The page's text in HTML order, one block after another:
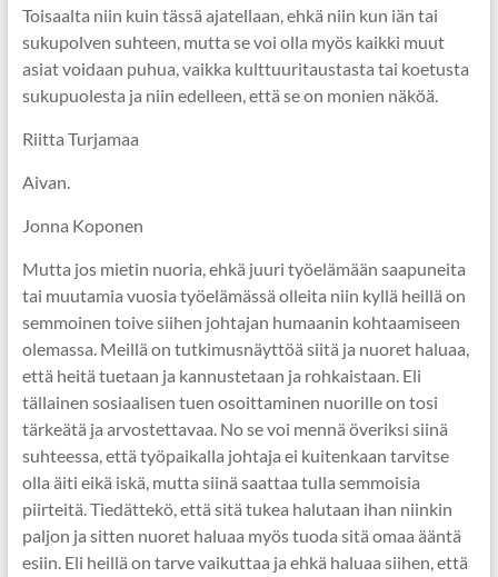
Toisaalta niin kuin tässä ajatellaan, ehkä niin kun iän tai
sukupolven suhteen, mutta se voi olla myös kaikki muut
asiat voidaan puhua, vaikka kulttuuritaustasta tai koetusta
sukupuolesta ja niin edelleen, että se on monien näköä.
Riitta Turjamaa
Aivan.
Jonna Koponen
Mutta jos mietin nuoria, ehkä juuri työelämään saapuneita
tai muutamia vuosia työelämässä olleita niin kyllä heillä on
semmoinen toive siihen johtajan humaanin kohtaamiseen
olemassa. Meillä on tutkimusnäyttöä siitä ja nuoret haluaa,
että heitä tuetaan ja kannustetaan ja rohkaistaan. Eli
tällainen sosiaalisen tuen osoittaminen nuorille on tosi
tärkeätä ja arvostettavaa. No se voi mennä överiksi siinä
suhteessa, että työpaikalla johtaja ei kuitenkaan tarvitse
olla äiti eikä iskä, mutta siinä saattaa tulla semmoisia
piirteitä. Tiedättekö, että sitä tukea halutaan ihan niinkin
paljon ja sitten nuoret haluaa myös tuoda sitä omaa ääntä
esiin. Eli heillä on tarve vaikuttaa ja ehkä haluaa siihen, että